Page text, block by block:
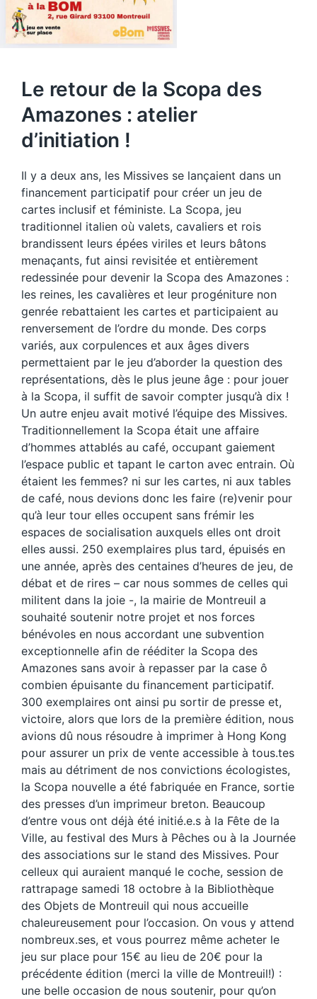
Le retour de la Scopa des
Amazones : atelier
d’initiation !
Il y a deux ans, les Missives se lançaient dans un
financement participatif pour créer un jeu de
cartes inclusif et féministe. La Scopa, jeu
traditionnel italien où valets, cavaliers et rois
brandissent leurs épées viriles et leurs bâtons
menaçants, fut ainsi revisitée et entièrement
redessinée pour devenir la Scopa des Amazones :
les reines, les cavalières et leur progéniture non
genrée rebattaient les cartes et participaient au
renversement de l’ordre du monde. Des corps
variés, aux corpulences et aux âges divers
permettaient par le jeu d’aborder la question des
représentations, dès le plus jeune âge : pour jouer
à la Scopa, il suffit de savoir compter jusqu’à dix !
Un autre enjeu avait motivé l’équipe des Missives.
Traditionnellement la Scopa était une affaire
d’hommes attablés au café, occupant gaiement
l’espace public et tapant le carton avec entrain. Où
étaient les femmes? ni sur les cartes, ni aux tables
de café, nous devions donc les faire (re)venir pour
qu’à leur tour elles occupent sans frémir les
espaces de socialisation auxquels elles ont droit
elles aussi. 250 exemplaires plus tard, épuisés en
une année, après des centaines d’heures de jeu, de
débat et de rires – car nous sommes de celles qui
militent dans la joie -, la mairie de Montreuil a
souhaité soutenir notre projet et nos forces
bénévoles en nous accordant une subvention
exceptionnelle afin de rééditer la Scopa des
Amazones sans avoir à repasser par la case ô
combien épuisante du financement participatif.
300 exemplaires ont ainsi pu sortir de presse et,
victoire, alors que lors de la première édition, nous
avions dû nous résoudre à imprimer à Hong Kong
pour assurer un prix de vente accessible à tous.tes
mais au détriment de nos convictions écologistes,
la Scopa nouvelle a été fabriquée en France, sortie
des presses d’un imprimeur breton. Beaucoup
d’entre vous ont déjà été initié.e.s à la Fête de la
Ville, au festival des Murs à Pêches ou à la Journée
des associations sur le stand des Missives. Pour
celleux qui auraient manqué le coche, session de
rattrapage samedi 18 octobre à la Bibliothèque
des Objets de Montreuil qui nous accueille
chaleureusement pour l’occasion. On vous y attend
nombreux.ses, et vous pourrez même acheter le
jeu sur place pour 15€ au lieu de 20€ pour la
précédente édition (merci la ville de Montreuil!) :
une belle occasion de nous soutenir, pour qu’on